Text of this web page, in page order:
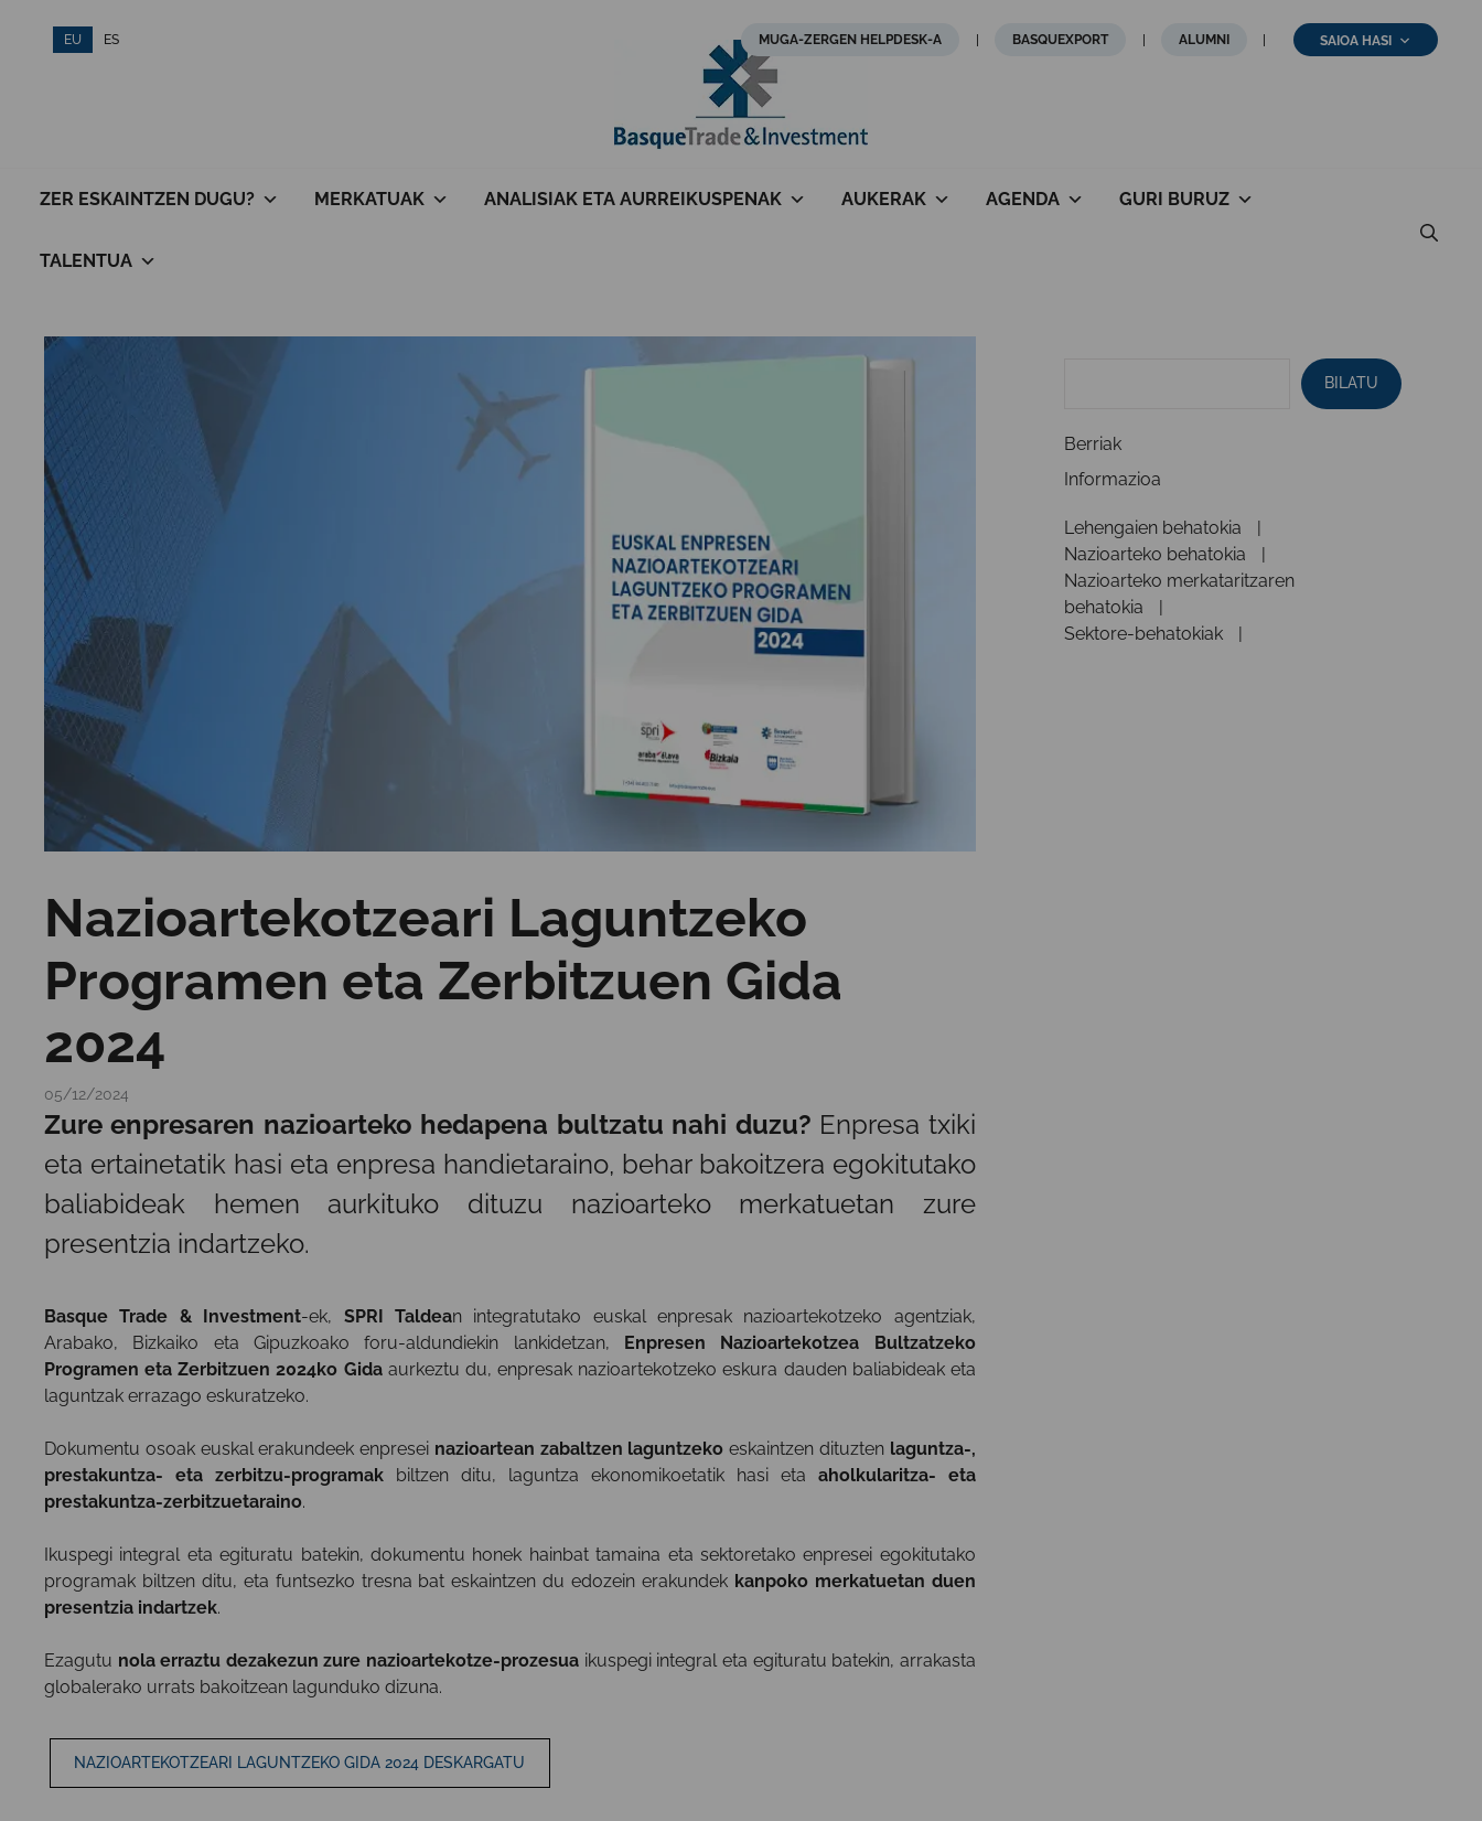
EU ES MUGA-ZERGEN HELPDESK-A BASQUEXPORT ALUMNI SAIOA HASI
ZER ESKAINTZEN DUGU? MERKATUAK ANALISIAK ETA AURREIKUSPENAK AUKERAK AGENDA GURI BURUZ
TALENTUA
Nazioartekotzeari Laguntzeko
Programen eta Zerbitzuen Gida
2024
05/12/2024
Zure enpresaren nazioarteko hedapena bultzatu nahi duzu? Enpresa txiki
eta ertainetatik hasi eta enpresa handietaraino, behar bakoitzera egokitutako
baliabideak hemen aurkituko dituzu nazioarteko merkatuetan zure
presentzia indartzeko.
Basque Trade & Investment-ek, SPRI Taldean integratutako euskal enpresak nazioartekotzeko agentziak,
Arabako, Bizkaiko eta Gipuzkoako foru-aldundiekin lankidetzan,
Enpresen Nazioartekotzea Bultzatzeko
Programen eta Zerbitzuen 2024ko Gidaaurkeztu du, enpresak nazioartekotzeko eskura dauden baliabideak eta
laguntzak errazago eskuratzeko.
Dokumentu osoak euskal erakundeek enpresei nazioartean zabaltzen laguntzeko eskaintzen dituzten laguntza-,
prestakuntza- eta zerbitzu-programakbiltzen ditu, laguntza ekonomikoetatik hasi eta aholkularitza- eta
prestakuntza-zerbitzuetaraino.
Ikuspegi integral eta egituratu batekin, dokumentu honek hainbat tamaina eta sektoretako enpresei egokitutako
programak biltzen ditu, eta funtsezko tresna bat eskaintzen du edozein erakundek kanpoko merkatuetan duen
presentzia indartzek.
Ezagutu nola erraztu dezakezun zure nazioartekotze-prozesua ikuspegi integral eta egituratu batekin, arrakasta
globalerako urrats bakoitzean lagunduko dizuna.
NAZIOARTEKOTZEARI LAGUNTZEKO GIDA 2024 DESKARGATU
BILATU
Berriak
Informazioa
Lehengaien behatokia
Nazioarteko behatokia
Nazioarteko merkataritzaren
behatokia
Sektore-behatokiak